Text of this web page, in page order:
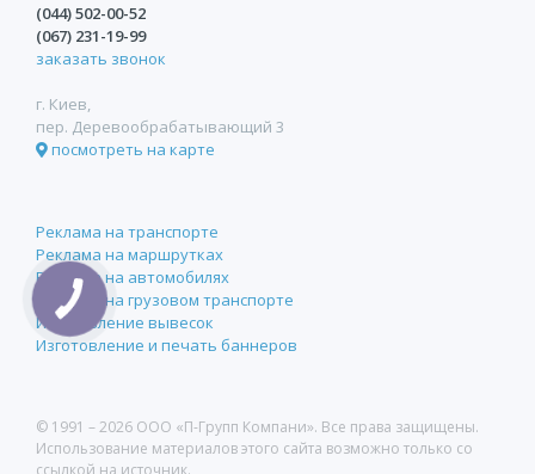
(044)502-00-52
(067) 231-19-99
заказать звонок
г. Киев,
пер. Деревообрабатывающий 3
посмотреть на карте
Реклама на транспорте
Реклама на маршрутках
Реклама на автомобилях
Реклама на грузовом транспорте
Изготовление вывесок
Изготовление и печать баннеров
© 1991 –2026 ООО «П-Групп Компани». Все права защищены.
Использование материалов этого сайта возможно только со
ссылкой на источник.